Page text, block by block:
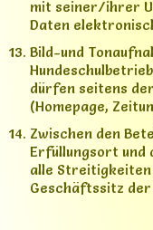
mit seiner/ihrer
Daten
Bild-und
dürfen seitens
(Homepage,
Zwischen den
Erfüllungsort und
alle
Geschäftssitz der